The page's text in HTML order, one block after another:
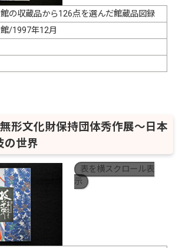
の収蔵品から126点を選んだ館蔵品図録
/1997年12月
形文化財保持団体秀作展〜日本
の世界
表を横スクロール表
示